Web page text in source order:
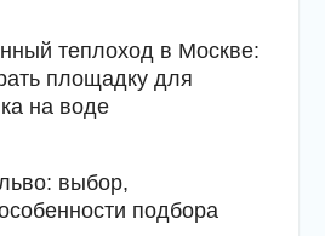
теплоход в Москве:
площадку для
на воде
выбор,
подбора